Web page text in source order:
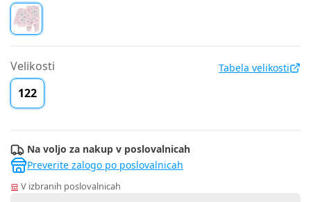
Velikosti Tabela velikosti
122
Na voljo za nakup v poslovalnicah
Preverite zalogo po poslovalnicah
V izbranih poslovalnicah